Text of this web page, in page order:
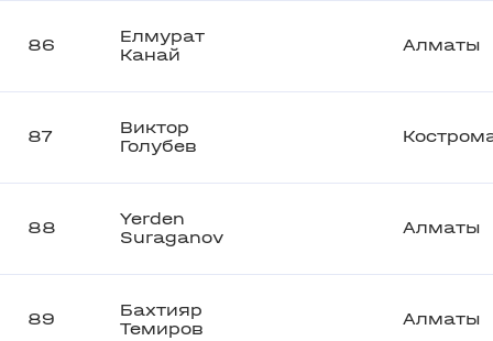
86
Елмурат
Канай
Алматы
87
Виктор
Голубев
88
Yerden
Suraganov
Алматы
89
Бахтияр
Темиров
Алматы